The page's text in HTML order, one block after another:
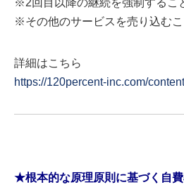
※2回目以降の継続を強制するこ
※その他のサービスを売り込むこ
詳細はこちら
https://120percent-inc.com/
★根本的な原理原則に基づく自